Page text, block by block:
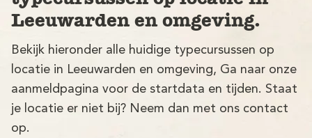
Leeuwarden en omgeving.
Bekijk hieronder alle huidige typecursussen op
locatie in Leeuwarden en omgeving, Ga naar onze
aanmeldpagina voor de startdata en tijden. Staat
je locatie er niet bij? Neem dan met ons contact
op.